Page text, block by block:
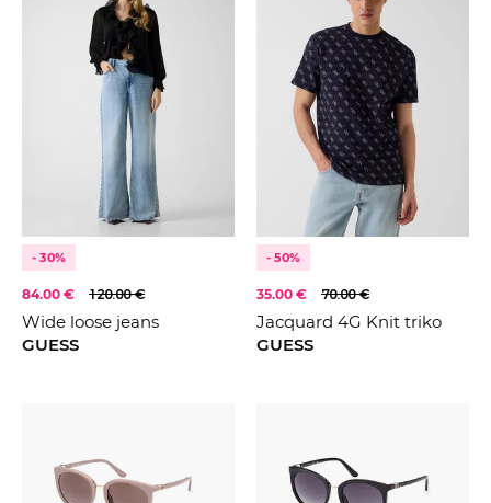
- 30%
84.00 € 120.00 €
Wide loose jeans
GUESS
- 50%
35.00 € 70.00 €
Jacquard 4G Knit triko
GUESS